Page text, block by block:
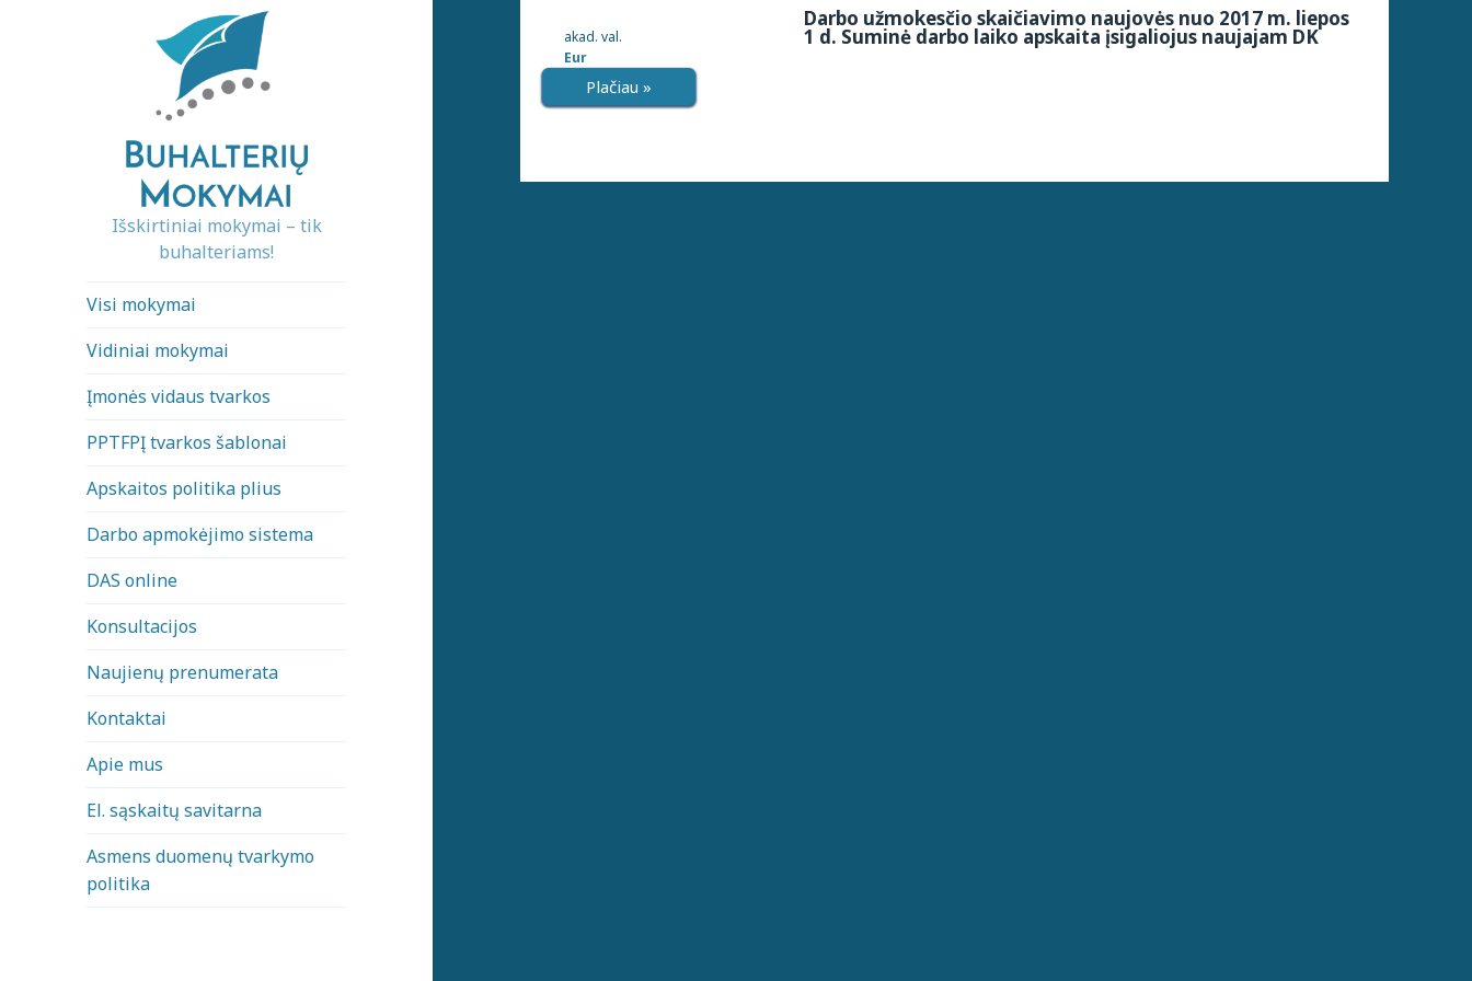
Išskirtiniai mokymai – tik
buhalteriams!
Visi mokymai
Vidiniai mokymai
Įmonės vidaus tvarkos
PPTFPĮ tvarkos šablonai
Apskaitos politika plius
Darbo apmokėjimo sistema
DAS online
Konsultacijos
Naujienų prenumerata
Kontaktai
Apie mus
El. sąskaitų savitarna
Asmens duomenų tvarkymo
politika
Darbo užmokesčio skaičiavimo naujovės nuo 2017 m. liepos
1 d. Suminė darbo laiko apskaita įsigaliojus naujajam DK
akad. val.
Eur
Plačiau »